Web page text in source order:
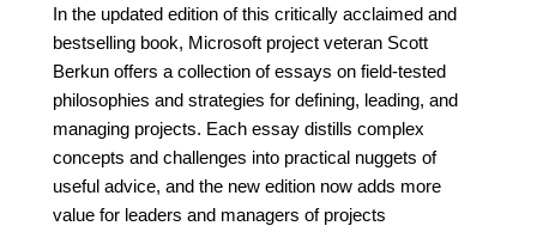
In the updated edition of this critically acclaimed and
bestselling book, Microsoft project veteran Scott
Berkun offers a collection of essays on field-tested
philosophies and strategies for defining, leading, and
managing projects. Each essay distills complex
concepts and challenges into practical nuggets of
useful advice, and the new edition now adds more
value for leaders and managers of projects